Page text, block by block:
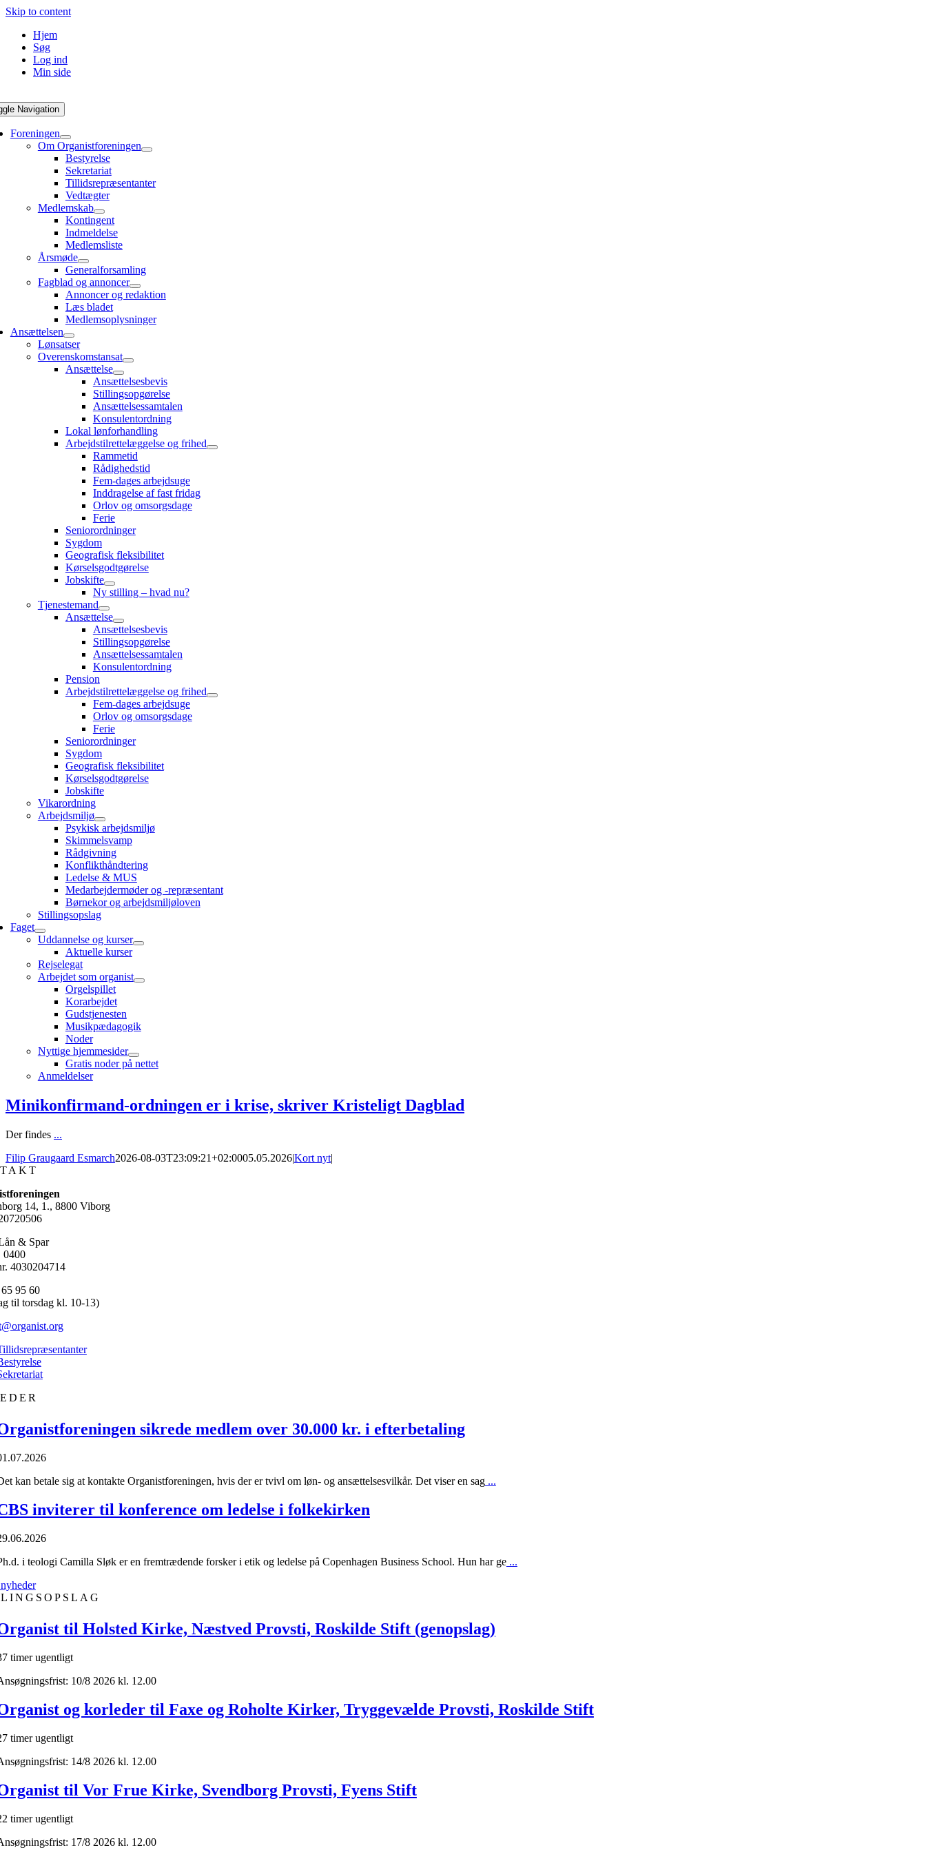
Skip to content
Hjem
Søg
Log ind
Min side
Navigation
Foreningen
Om Organistforeningen
Bestyrelse
Sekretariat
Tillidsrepræsentanter
Vedtægter
Medlemskab
Kontingent
Indmeldelse
Medlemsliste
Årsmøde
Generalforsamling
Fagblad og annoncer
Annoncer og redaktion
Læs bladet
Medlemsoplysninger
Ansættelsen
Lønsatser
Overenskomstansat
Ansættelse
Ansættelsesbevis
Stillingsopgørelse
Ansættelsessamtalen
Konsulentordning
Lokal lønforhandling
Arbejdstilrettelæggelse og frihed
Rammetid
Rådighedstid
Fem-dages arbejdsuge
Inddragelse af fast fridag
Orlov og omsorgsdage
Ferie
Seniorordninger
Sygdom
Geografisk fleksibilitet
Kørselsgodtgørelse
Jobskifte
Ny stilling – hvad nu?
Tjenestemand
Ansættelse
Ansættelsesbevis
Stillingsopgørelse
Ansættelsessamtalen
Konsulentordning
Pension
Arbejdstilrettelæggelse og frihed
Fem-dages arbejdsuge
Orlov og omsorgsdage
Ferie
Seniorordninger
Sygdom
Geografisk fleksibilitet
Kørselsgodtgørelse
Jobskifte
Vikarordning
Arbejdsmiljø
Psykisk arbejdsmiljø
Skimmelsvamp
Rådgivning
Konflikthåndtering
Ledelse & MUS
Medarbejdermøder og -repræsentant
Børnekor og arbejdsmiljøloven
Stillingsopslag
Faget
Uddannelse og kurser
Aktuelle kurser
Rejselegat
Arbejdet som organist
Orgelspillet
Korarbejdet
Gudstjenesten
Musikpædagogik
Noder
Nyttige hjemmesider
Gratis noder på nettet
Anmeldelser
Minikonfirmand-ordningen er i krise, skriver Kristeligt Dagblad
Der findes ...
Filip Graugaard Esmarch2026-08-03T23:09:21+02:0005.05.2026|Kort nyt|
14, 1., 8800 Viborg
& Spar
0400
4030204714
95 60
til torsdag kl. 10-13)
sikrede medlem over 30.000 kr. i efterbetaling
kan betale sig at kontakte Organistforeningen, hvis der er tvivl om løn- og ansættelsesvilkår. Det viser en sag...
inviterer til konference om ledelse i folkekirken
i teologi Camilla Sløk er en fremtrædende forsker i etik og ledelse på Copenhagen Business School. Hun har ge...
til Holsted Kirke, Næstved Provsti, Roskilde Stift (genopslag)
timer ugentligt
10/8 2026 kl. 12.00
og korleder til Faxe og Roholte Kirker, Tryggevælde Provsti, Roskilde Stift
timer ugentligt
14/8 2026 kl. 12.00
til Vor Frue Kirke, Svendborg Provsti, Fyens Stift
timer ugentligt
17/8 2026 kl. 12.00